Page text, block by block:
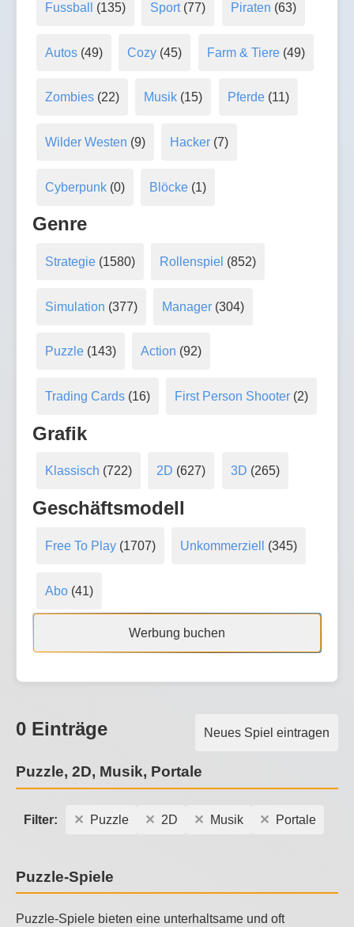
Fussball (135) Sport(77) Piraten (63)
Autos(49) Cozy (45) Farm & Tiere(49)
Zombies(22) Musik (15) Pferde(11)
Wilder Westen (9) Hacker (7)
Cyberpunk(0) Blöcke (1)
Genre
Strategie(1580) Rollenspiel (852)
Simulation (377) Manager (304)
Puzzle(143) Action (92)
Trading Cards(16) First Person Shooter (2)
Grafik
Klassisch (722) 2D (627) 3D (265)
Geschäftsmodell
Free To Play(1707) Unkommerziell (345)
Abo(41)
Werbung buchen
Neues Spiel eintragen
0 Einträge
Puzzle, 2D, Musik, Portale
Filter: Puzzle 2D Musik Portale
Puzzle-Spiele
Puzzle-Spiele bieten eine unterhaltsame und oft